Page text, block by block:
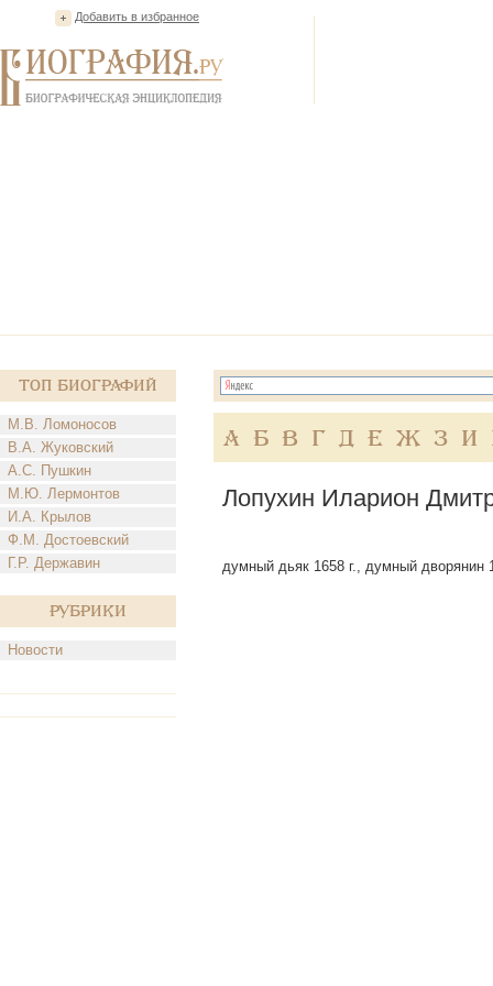
Добавить в избранное
Топ Биографий
М.В. Ломоносов
В.А. Жуковский
А.С. Пушкин
М.Ю. Лермонтов
И.А. Крылов
Ф.М. Достоевский
Г.Р. Державин
Рубрики
Новости
А Б В Г Д Е Ж З И
Лопухин Иларион
думный дьяк 1658 г., думный дворянин